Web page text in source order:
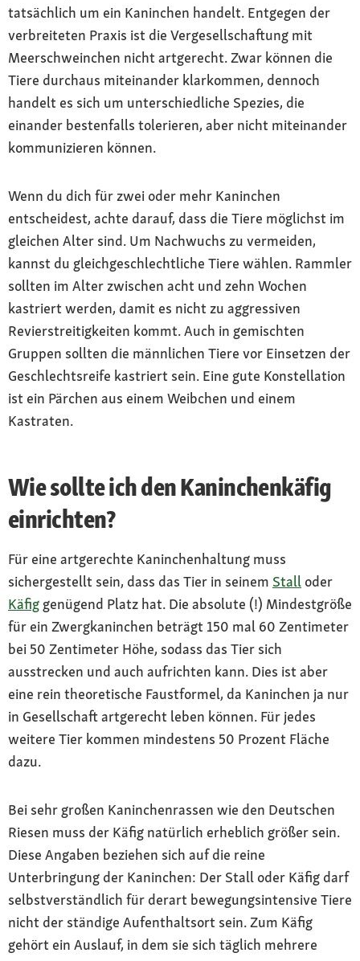
tatsächlich um ein Kaninchen handelt. Entgegen der
verbreiteten Praxis ist die Vergesellschaftung mit
Meerschweinchen nicht artgerecht. Zwar können die
Tiere durchaus miteinander klarkommen, dennoch
handelt es sich um unterschiedliche Spezies, die
einander bestenfalls tolerieren, aber nicht miteinander
kommunizieren können.
Wenn du dich für zwei oder mehr Kaninchen
entscheidest, achte darauf, dass die Tiere möglichst im
gleichen Alter sind. Um Nachwuchs zu vermeiden,
kannst du gleichgeschlechtliche Tiere wählen. Rammler
sollten im Alter zwischen acht und zehn Wochen
kastriert werden, damit es nicht zu aggressiven
Revierstreitigkeiten kommt. Auch in gemischten
Gruppen sollten die männlichen Tiere vor Einsetzen der
Geschlechtsreife kastriert sein. Eine gute Konstellation
ist ein Pärchen aus einem Weibchen und einem
Kastraten.
Wie sollte ich den Kaninchenkäfig
einrichten?
Für eine artgerechte Kaninchenhaltung muss
sichergestellt sein, dass das Tier in seinem Stall oder
Käfig genügend Platz hat. Die absolute (!) Mindestgröße
für ein Zwergkaninchen beträgt 150 mal 60 Zentimeter
bei 50 Zentimeter Höhe, sodass das Tier sich
ausstrecken und auch aufrichten kann. Dies ist aber
eine rein theoretische Faustformel, da Kaninchen ja nur
in Gesellschaft artgerecht leben können. Für jedes
weitere Tier kommen mindestens 50 Prozent Fläche
dazu.
Bei sehr großen Kaninchenrassen wie den Deutschen
Riesen muss der Käfig natürlich erheblich größer sein.
Diese Angaben beziehen sich auf die reine
Unterbringung der Kaninchen: Der Stall oder Käfig darf
selbstverständlich für derart bewegungsintensive Tiere
nicht der ständige Aufenthaltsort sein. Zum Käfig
gehört ein Auslauf, in dem sie sich täglich mehrere